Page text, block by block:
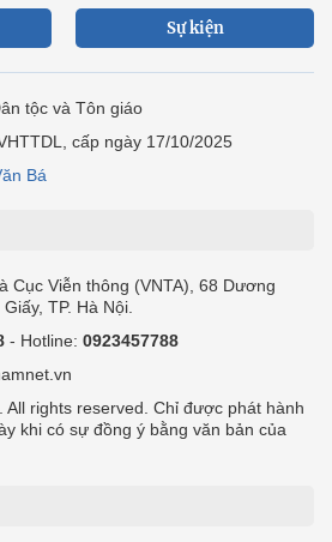
Sự kiện
tộc và Tôn giáo
cấp ngày 17/10/2025
Bá
Cục Viễn thông (VNTA), 68 Dương
TP. Hà Nội.
- Hotline: 0923457788
All rights reserved. Chỉ được phát hành
khi có sự đồng ý bằng văn bản của